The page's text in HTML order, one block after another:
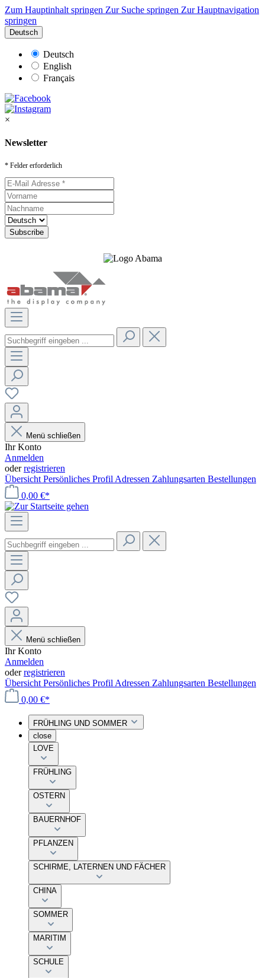
Zum Hauptinhalt springen Zur Suche springen Zur Hauptnavigation
springen
Deutsch
Deutsch
English
Français
×
Newsletter
* Felder erforderlich
Menü schließen
Ihr Konto
Anmelden
oderregistrieren
Übersicht Persönliches Profil Adressen Zahlungsarten Bestellungen
0,00 €*
Menü schließen
Ihr Konto
Anmelden
oderregistrieren
Übersicht Persönliches Profil Adressen Zahlungsarten Bestellungen
0,00 €*
FRÜHLING UND SOMMER
close
LOVE
FRÜHLING
OSTERN
BAUERNHOF
PFLANZEN
SCHIRME, LATERNEN UND FÄCHER
CHINA
SOMMER
MARITIM
SCHULE